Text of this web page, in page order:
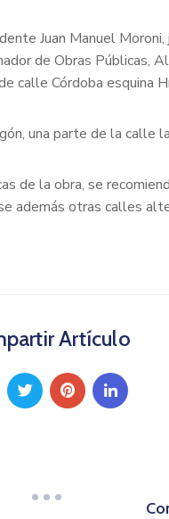
Juan Manuel
de Obras Públicas,
calle Córdoba esquina
una parte de la calle
de la obra, se
además otras calles
Artículo